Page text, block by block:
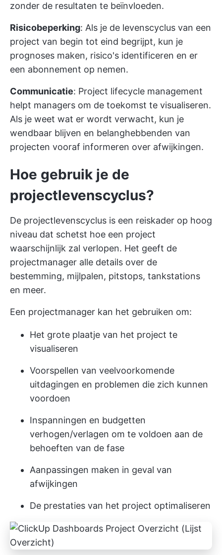
zonder de resultaten te beïnvloeden.
Risicobeperking: Als je de levenscyclus van een
project van begin tot eind begrijpt, kun je
prognoses maken, risico's identificeren en er
een abonnement op nemen.
Communicatie: Project lifecycle management
helpt managers om de toekomst te visualiseren.
Als je weet wat er wordt verwacht, kun je
wendbaar blijven en belanghebbenden van
projecten vooraf informeren over afwijkingen.
Hoe gebruik je de
projectlevenscyclus?
De projectlevenscyclus is een reiskader op hoog
niveau dat schetst hoe een project
waarschijnlijk zal verlopen. Het geeft de
projectmanager alle details over de
bestemming, mijlpalen, pitstops, tankstations
en meer.
Een projectmanager kan het gebruiken om:
Het grote plaatje van het project te
visualiseren
Voorspellen van veelvoorkomende
uitdagingen en problemen die zich kunnen
voordoen
Inspanningen en budgetten
verhogen/verlagen om te voldoen aan de
behoeften van de fase
Aanpassingen maken in geval van
afwijkingen
De prestaties van het project optimaliseren